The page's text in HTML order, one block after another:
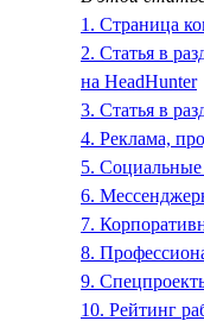
1. Страница
2. Статья в
на HeadHunter
3. Статья в
4. Реклама,
5.
6.
7.
8.
9.
10. Рейтинг